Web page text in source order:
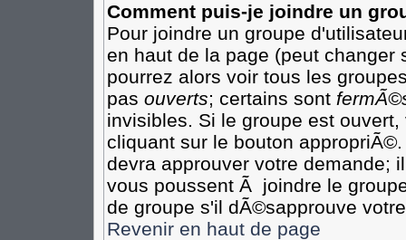
Comment puis-je joindre un
Pour joindre un groupe
en haut de la page (peut changer
pourrez alors voir tous les
pas ouverts; certains sont
invisibles. Si le groupe est
cliquant sur le bouton
devra approuver votre demande;
vous poussent Ã joindre le
de groupe s'il dÃ©sapprouve
Revenir en haut de page